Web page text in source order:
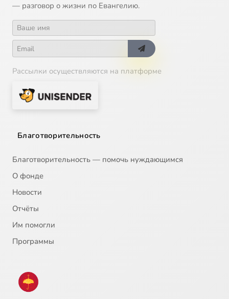
— разговор о жизни по Евангелию.
Рассылки осуществляются на платформе
Благотворительность
Благотворительность — помочь нуждающимся
О фонде
Новости
Отчёты
Им помогли
Программы